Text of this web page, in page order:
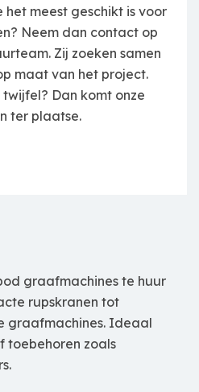
meest geschikt is voor
Neem dan contact op
Zij zoeken samen
maat van het project.
Dan komt onze
ter plaatse.
graafmachines te huur
rupskranen tot
graafmachines. Ideaal
toebehoren zoals